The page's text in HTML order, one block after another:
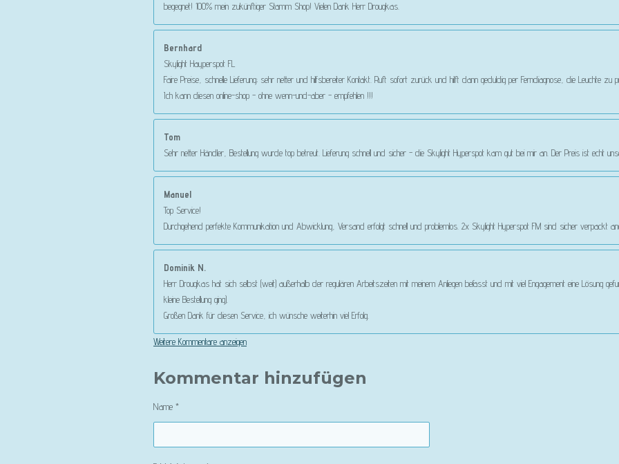
begegnet! 100% mein zukünftiger Stamm Shop! Vielen Dank Herr Drougkas.
Bernhard
Skylight Hayperspot FL
Faire Preise, schnelle Lieferung; sehr netter und hilfsbereiter Kontakt. Ruft sofort zurück und hilft dann geduldig per Ferndiagnose, die Leuchte zu
Ich kann diesen online-shop - ohne wenn-und-aber - empfehlen !!!
Tom
Sehr netter Händler, Bestellung wurde top betreut. Lieferung schnell und sicher - die Skylight Hyperspot kam gut bei mir an. Der Preis ist echt
Manuel
Top Service!
Durchgehend perfekte Kommunikation und Abwicklung, Versand erfolgt schnell und problemlos. 2x Skylight Hyperspot FM sind sicher verpackt
Dominik N.
Herr Drougkas hat sich selbst (weit) außerhalb der regulären Arbeitszeiten mit meinem Anliegen befasst und mit viel Engagement eine Lösung
kleine Bestellung ging).
Großen Dank für diesen Service, ich wünsche weiterhin viel Erfolg.
Weitere Kommentare anzeigen
Kommentar hinzufügen
Name *